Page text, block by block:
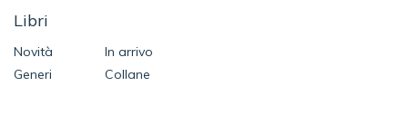
Libri
Novità
In arrivo
Generi
Collane